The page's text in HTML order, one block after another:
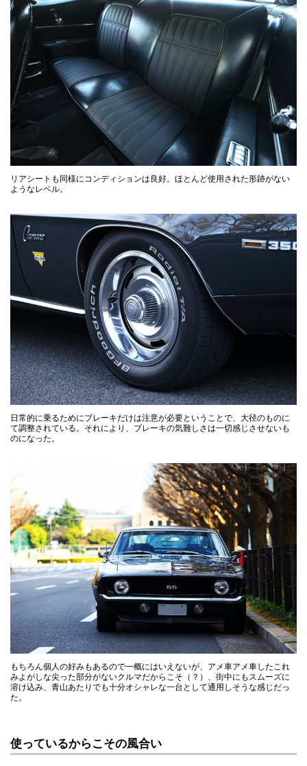
リアシートも同様にコンディションは良好。ほとんど使用された形跡がない
ようなレベル。
日常的に乗るためにブレーキだけは注意が必要ということで、大径のものに
て調整されている。それにより、ブレーキの気難しさは一切感じさせないも
のになった。
もちろん個人の好みもあるので一概にはいえないが、アメ車アメ車したこれ
みよがしな尖った部分がないクルマだからこそ（？）、街中にもスムーズに
溶け込み、青山あたりでも十分オシャレな一台として通用しそうな感じだっ
た。
使っているからこその風合い